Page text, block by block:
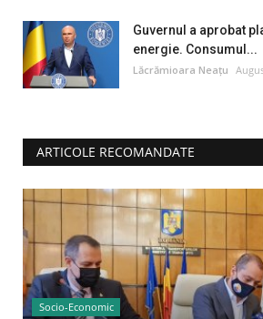
Guvernul a aprobat
energie. Consumul...
Lăcrămioara Neațu
ARTICOLE RECOMANDATE
Socio-Economic